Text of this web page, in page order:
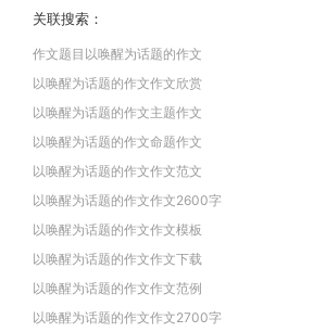
关联搜索：
作文题目以唤醒为话题的作文
以唤醒为话题的作文作文欣赏
以唤醒为话题的作文主题作文
以唤醒为话题的作文命题作文
以唤醒为话题的作文作文范文
以唤醒为话题的作文作文2600字
以唤醒为话题的作文作文模板
以唤醒为话题的作文作文下载
以唤醒为话题的作文作文范例
以唤醒为话题的作文作文2700字